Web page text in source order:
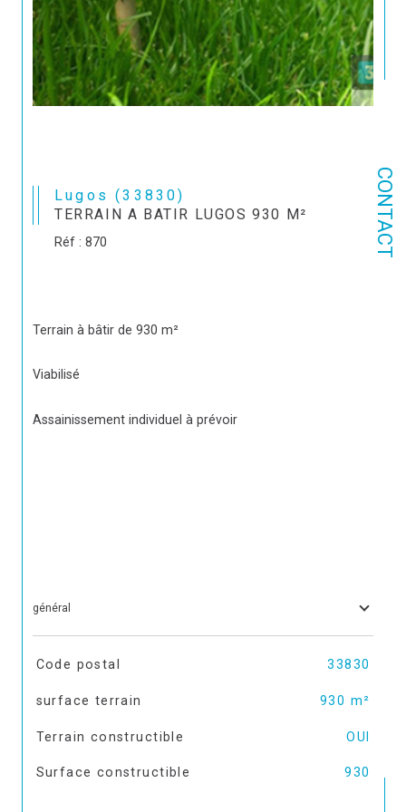
CONTACT
Lugos (33830)
TERRAIN A BATIR LUGOS 930 M²
Réf : 870
Terrain à bâtir de 930 m²
Viabilisé
Assainissement individuel à prévoir
général
TRAD_SIROCCO_Caracteristique
Code postal 33830
surface terrain 930 m²
Terrain constructible OUI
Surface constructible 930